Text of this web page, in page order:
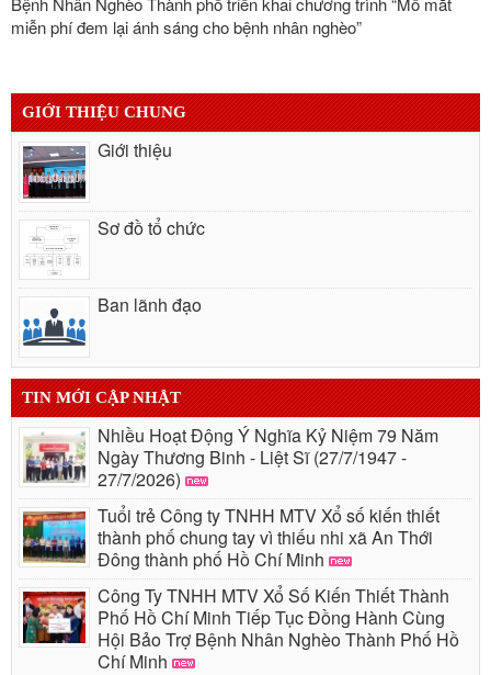
miễn phí đem lại ánh sáng cho bệnh nhân nghèo”
GIỚI THIỆU CHUNG
Giới thiệu
Sơ đồ tổ chức
Ban lãnh đạo
TIN MỚI CẬP NHẬT
Nhiều Hoạt Động Ý Nghĩa Kỷ Niệm 79 Năm
Ngày Thương Binh - Liệt Sĩ (27/7/1947 -
27/7/2026)
Tuổi trẻ Công ty TNHH MTV Xổ số kiến thiết
thành phố chung tay vì thiếu nhi xã An Thới
Đông thành phố Hồ Chí Minh
Công Ty TNHH MTV Xổ Số Kiến Thiết Thành
Phố Hồ Chí Minh Tiếp Tục Đồng Hành Cùng
Hội Bảo Trợ Bệnh Nhân Nghèo Thành Phố Hồ
Chí Minh